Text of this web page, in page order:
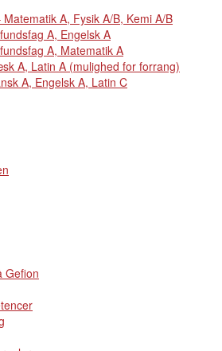
A, Fysik A/B, Kemi A/B
A, Engelsk A
A, Matematik A
A, Latin A (mulighed for forrang)
A, Engelsk A, Latin C
Gefion